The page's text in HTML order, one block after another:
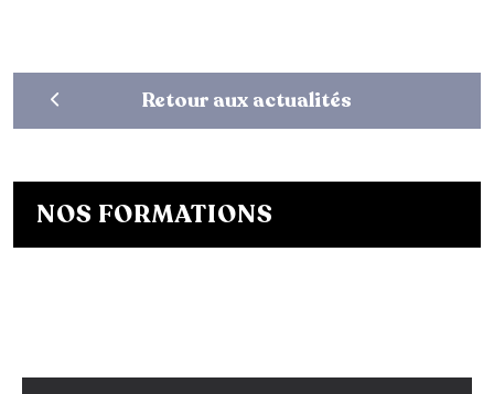
Retour aux actualités
NOS FORMATIONS
Bachelor Designer de mode